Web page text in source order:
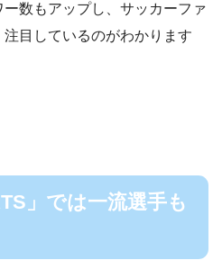
数もアップし、サッカーファ
目しているのがわかります
」では一流選手も